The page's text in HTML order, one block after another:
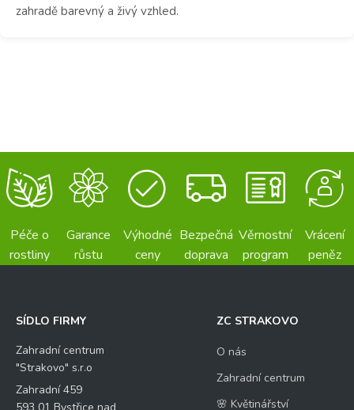
zahradě barevný a živý vzhled.
Péče o
rostliny
Garance
růstu
Výhodné
ceny
Bezpečná
doprava
Věrnostní
program
Vrácení
peněz
SÍDLO FIRMY
Zahradní centrum
"Strakovo" s.r.o
Zahradní 459
593 01 Bystřice nad
ZC STRAKOVO
O nás
Zahradní centrum
🌸 Květinářství